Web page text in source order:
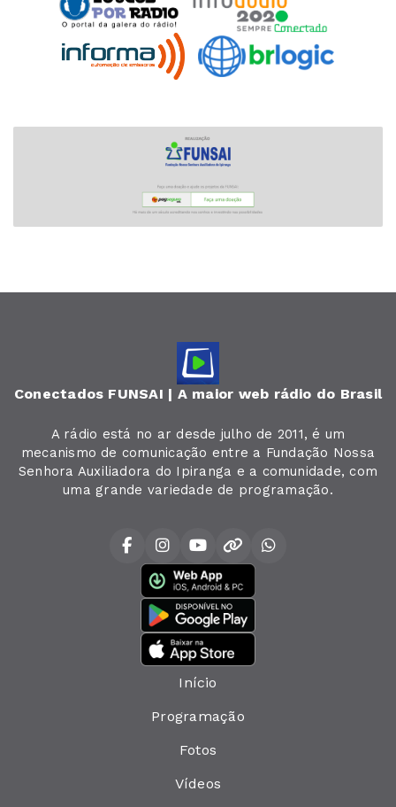
Conectados FUNSAI | A maior web rádio do Brasil
A rádio está no ar desde julho de 2011, é um
mecanismo de comunicação entre a Fundação Nossa
Senhora Auxiliadora do Ipiranga e a comunidade, com
uma grande variedade de programação.
Início
Programação
Fotos
Vídeos